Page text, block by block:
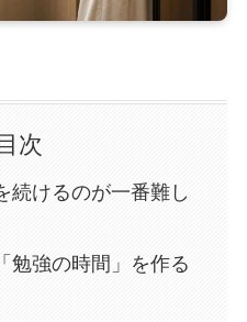
目次
続けるのが一番難し
勉強の時間」を作る